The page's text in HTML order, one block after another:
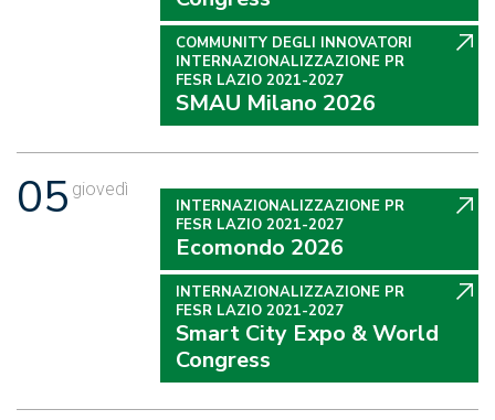
COMMUNITY DEGLI INNOVATORI
INTERNAZIONALIZZAZIONE PR
FESR LAZIO 2021-2027
SMAU Milano 2026
05 giovedì
INTERNAZIONALIZZAZIONE PR
FESR LAZIO 2021-2027
Ecomondo 2026
INTERNAZIONALIZZAZIONE PR
FESR LAZIO 2021-2027
Smart City Expo & World
Congress